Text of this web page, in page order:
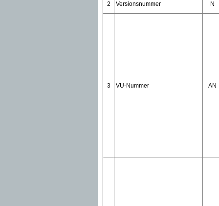
2 Versionsnummer N
3 VU-Nummer AN